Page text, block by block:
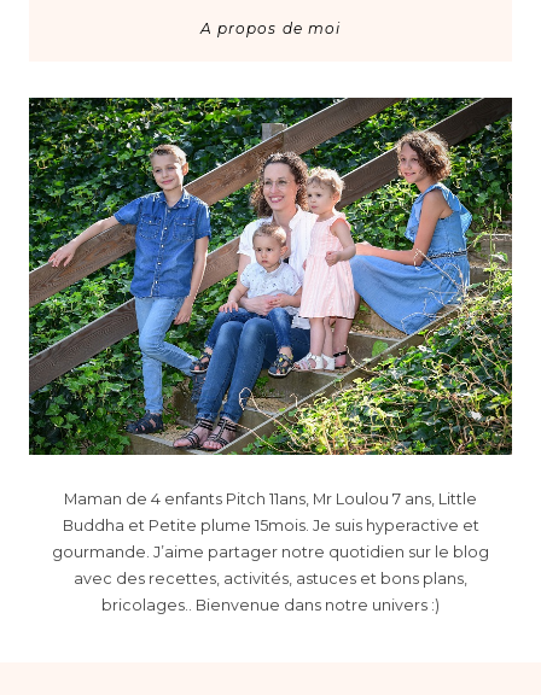
A propos de moi
Maman de 4 enfants Pitch 11ans, Mr Loulou 7 ans, Little
Buddha et Petite plume 15mois. Je suis hyperactive et
gourmande. J’aime partager notre quotidien sur le blog
avec des recettes, activités, astuces et bons plans,
bricolages.. Bienvenue dans notre univers :)